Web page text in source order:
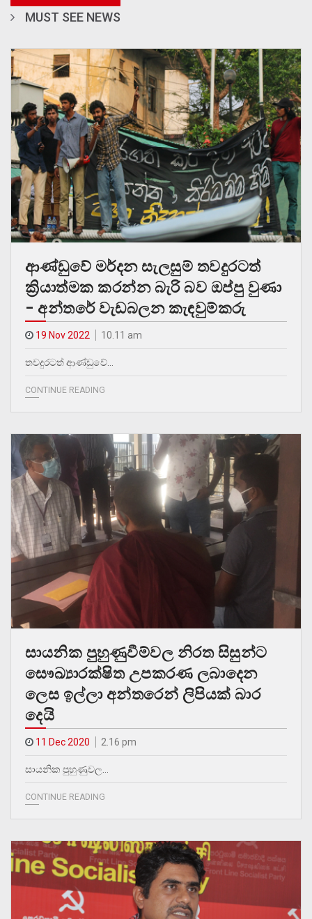
MUST SEE NEWS
ආණ්ඩුවේ මර්දන සැලසුම් තවදුරටත්
ක්‍රියාත්මක කරන්න බැරි බව ඔප්පු වුණා
– අන්තරේ වැඩබලන කැඳවුම්කරු
19 Nov 2022 10.11 am
තවදුරටත් ආණ්ඩුවේ…
CONTINUE READING
සායනික පුහුණුවීම්වල නිරත සිසුන්ට
සෞඛ්‍යාරක්ෂිත උපකරණ ලබාදෙන
ලෙස ඉල්ලා අන්තරෙන් ලිපියක් බාර
දෙයි
11 Dec 2020 2.16 pm
සායනික පුහුණුවල…
CONTINUE READING